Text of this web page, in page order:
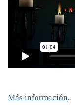
Más información.